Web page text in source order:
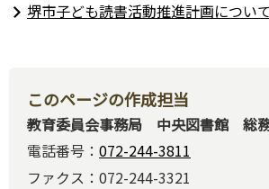
堺市子ども読書活動推進計画について
このページの作成担当
教育委員会事務局 中央図書館 総
電話番号： 072-244-3811
ファクス：072-244-3321